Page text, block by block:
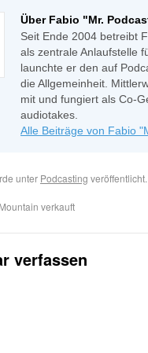
Über Fabio "Mr.
Seit Ende 2004 betreibt
als zentrale Anlaufstelle
launchte er den auf
die Allgemeinheit.
mit und fungiert als Co-
audiotakes.
Alle Beiträge von Fabio
unter Podcasting
verkauft
verfassen